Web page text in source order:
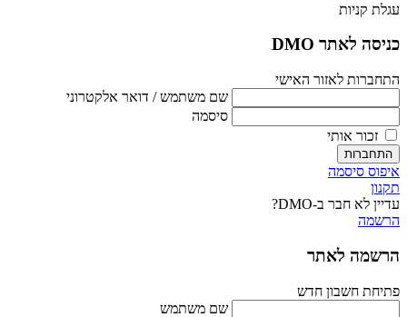
עגלת קניות
כניסה לאתר DMO
התחברות לאזור האישי
שם משתמש / דואר אלקטרוני
סיסמה
זכור אותי
התחברות
איפוס סיסמה
תקנון
עדיין לא חבר ב-DMO?
הרשמה
הרשמה לאתר
פתיחת חשבון חדש
שם משתמש